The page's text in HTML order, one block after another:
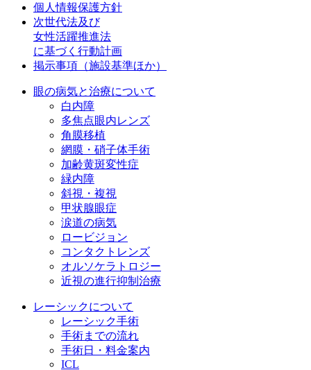
個人情報保護方針
次世代法及び
女性活躍推進法
に基づく行動計画
掲示事項（施設基準ほか）
眼の病気と治療について
白内障
多焦点眼内レンズ
角膜移植
網膜・硝子体手術
加齢黄斑変性症
緑内障
斜視・複視
甲状腺眼症
涙道の病気
ロービジョン
コンタクトレンズ
オルソケラトロジー
近視の進行抑制治療
レーシックについて
レーシック手術
手術までの流れ
手術日・料金案内
ICL